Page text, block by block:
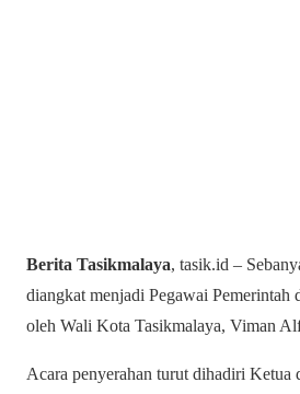
Berita Tasikmalaya, tasik.id –
diangkat menjadi Pegawai
oleh Wali Kota Tasikmalaya, Viman
Acara penyerahan turut dihadiri